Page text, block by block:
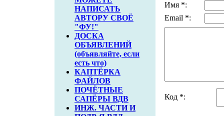
НАПИСАТЬ
АВТОРУ СВОЁ
"ФУ!"
ДОСКА
ОБЪЯВЛЕНИЙ
(объявляйте, если
есть что)
КАПТЁРКА
ФАЙЛОВ
ПОЧЁТНЫЕ
САПЁРЫ ВДВ
ИНЖ. ЧАСТИ И
Имя *:
Email *:
Код *: